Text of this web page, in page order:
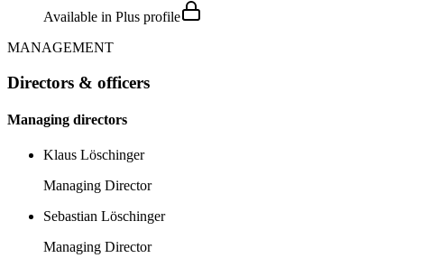
Available in Plus profile
MANAGEMENT
Directors & officers
Managing directors
Klaus Löschinger
Managing Director
Sebastian Löschinger
Managing Director